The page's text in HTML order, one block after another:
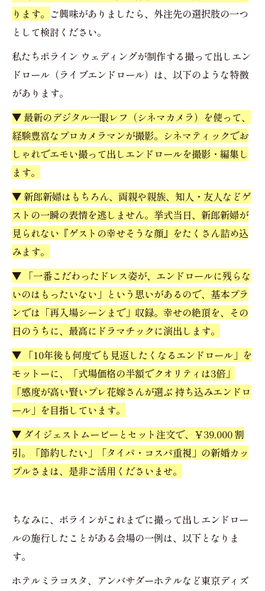
ります。 ご興味がありましたら、外注先の選択肢の一つ
として検討ください。
私たちポライン ウェディングが制作する撮って出しエン
ドロール（ライブエンドロール）は、以下のような特徴
があります。
▼ 最新のデジタル一眼レフ（シネマカメラ）を使って、
経験豊富なプロカメラマンが撮影。シネマティックでお
しゃれでエモい撮って出しエンドロールを撮影・編集し
ます。
▼ 新郎新婦はもちろん、両親や親族、知人・友人などゲ
ストの一瞬の表情を逃しません。挙式当日、新郎新婦が
見られない『ゲストの幸せそうな顔』をたくさん詰め込
みます。
▼ 「一番こだわったドレス姿が、エンドロールに残らな
いのはもったいない」という思いがあるので、基本プラ
ンでは「再入場シーンまで」収録。幸せの絶頂を、その
日のうちに、最高にドラマチックに演出します。
▼ 「10年後も何度でも見返したくなるエンドロール」を
モットーに、「式場価格の半額でクオリティは3倍」
「感度が高い賢いプレ花嫁さんが選ぶ 持ち込みエンドロ
ール」を目指しています。
▼ ダイジェストムービーとセット注文で、￥39,000 割
引。「節約したい」「タイパ・コスパ重視」の新婚カッ
プルさまは、是非ご活用くださいませ。
ちなみに、ポラインがこれまでに撮って出しエンドロー
ルの施行したことがある会場の一例は、以下となりま
す。
ホテルミラコスタ、アンバサダーホテルなど東京ディズ